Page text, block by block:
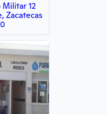
Militar 12
Zacatecas